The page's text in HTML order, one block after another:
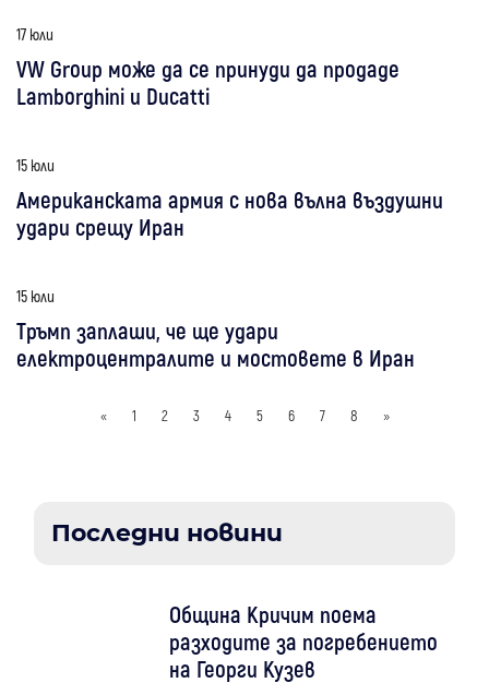
17 юли
VW Group може да се принуди да продаде
Lamborghini и Ducatti
15 юли
Американската армия с нова вълна въздушни
удари срещу Иран
15 юли
Тръмп заплаши, че ще удари
електроцентралите и мостовете в Иран
« 1 2 3 4 5 6 7 8 »
Последни новини
Община Кричим поема
разходите за погребението
на Георги Кузев